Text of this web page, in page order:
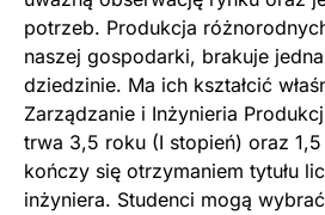
potrzeb. Produkcja
naszej gospodarki, brakuje
dziedzinie. Ma ich kształcić
Zarządzanie i Inżynieria
trwa 3,5 roku (I stopień) oraz
kończy się otrzymaniem tytułu
inżyniera. Studenci mogą